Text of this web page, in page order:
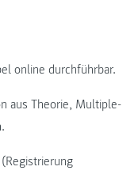
online durchführbar.
aus Theorie, Multiple-
(Registrierung